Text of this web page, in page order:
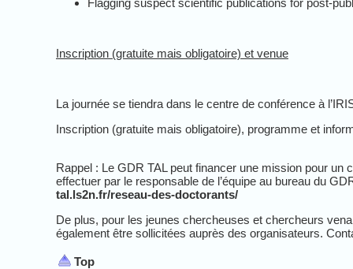
Flagging suspect scientific publications for post-
Inscription (gratuite mais obligatoire) et venue
La journée se tiendra dans le centre de conférence à
Inscription (gratuite mais obligatoire), programme et
Rappel : Le GDR TAL peut financer une mission pour
effectuer par le responsable de l’équipe au bureau du
tal.ls2n.fr/reseau-des-doctorants/
De plus, pour les jeunes chercheuses et chercheurs
également être sollicitées auprès des organisateurs.
Top